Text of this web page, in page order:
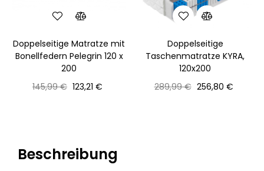
Doppelseitige Matratze mit
Bonellfedern Pelegrin 120 x
200
Normaler
145,99 € Preis
123,21 €
Doppelseitige
Taschenmatratze KYRA,
120x200
Normaler
289,99 € Preis
256,80 €
Beschreibung